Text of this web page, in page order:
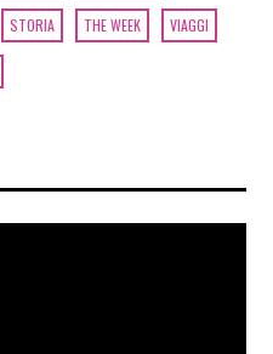
STORIA THE WEEK VIAGGI